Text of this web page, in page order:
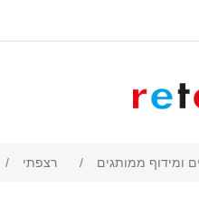
ומידוף ממותגים / רצפתי /